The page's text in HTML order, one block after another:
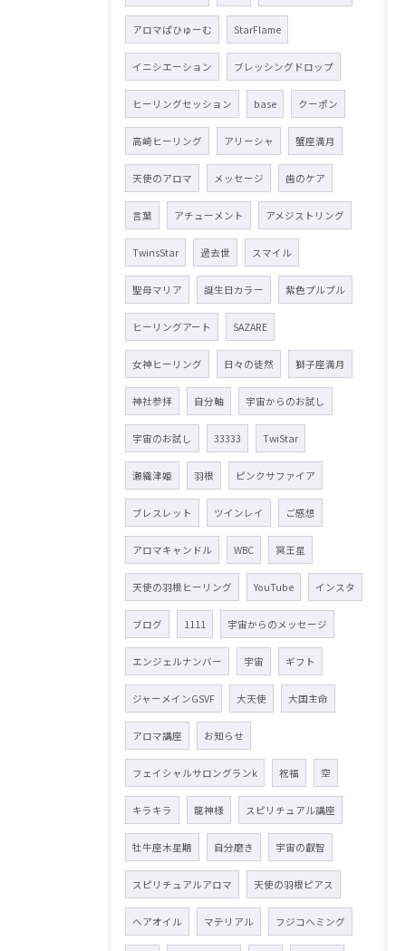
アロマぱひゅーむ StarFlame
イニシエーション ブレッシングドロップ
ヒーリングセッション base クーポン
高崎ヒーリング アリーシャ 蟹座満月
天使のアロマ メッセージ 歯のケア
言葉 アチューメント アメジストリング
TwinsStar 過去世 スマイル
聖母マリア 誕生日カラー 紫色プルプル
ヒーリングアート SAZARE
女神ヒーリング 日々の徒然 獅子座満月
神社参拝 自分軸 宇宙からのお試し
宇宙のお試し 33333 TwiStar
瀬織津姫 羽根 ピンクサファイア
ブレスレット ツインレイ ご感想
アロマキャンドル WBC 冥王星
天使の羽根ヒーリング YouTube インスタ
ブログ 1111 宇宙からのメッセージ
エンジェルナンバー 宇宙 ギフト
ジャーメインGSVF 大天使 大国主命
アロマ講座 お知らせ
フェイシャルサロングランk 祝福 空
キラキラ 龍神様 スピリチュアル講座
牡牛座木星期 自分磨き 宇宙の叡智
スピリチュアルアロマ 天使の羽根ピアス
ヘアオイル マテリアル フジコヘミング